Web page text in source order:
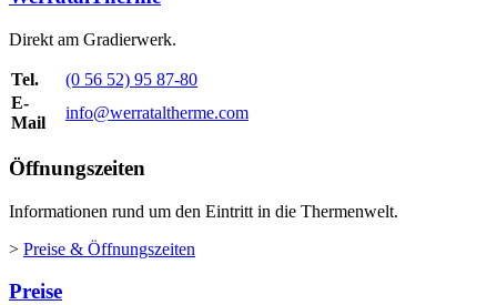
Direkt am Gradierwerk.
Tel.
(0 56 52) 95 87-80
E-
Mail
info@werrataltherme.com
Öffnungszeiten
Informationen rund um den Eintritt in die Thermenwelt.
> Preise & Öffnungszeiten
Preise